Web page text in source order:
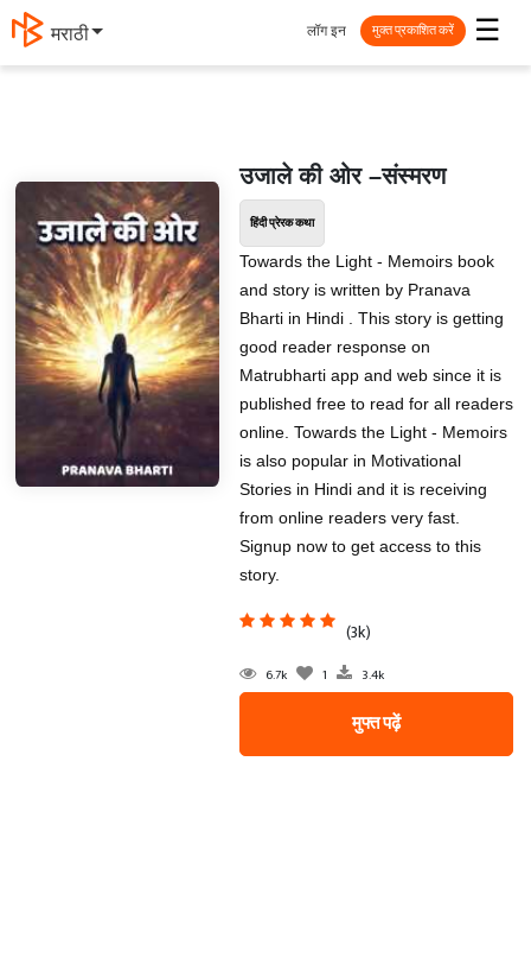
मराठी ☰
लॉग इन मुक्त प्रकाशित करें
उजाले की ओर –संस्मरण
हिंदी प्रेरक कथा
Towards the Light - Memoirs book
and story is written by Pranava
Bharti in Hindi . This story is getting
good reader response on
Matrubharti app and web since it is
published free to read for all readers
online. Towards the Light - Memoirs
is also popular in Motivational
Stories in Hindi and it is receiving
from online readers very fast.
Signup now to get access to this
story.
(3k)
6.7k 1 3.4k
मुफ्त पढ़ें